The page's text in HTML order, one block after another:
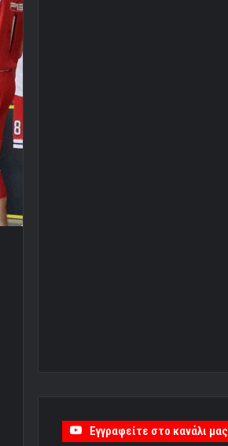
Εγγραφείτε στο κανάλι μας